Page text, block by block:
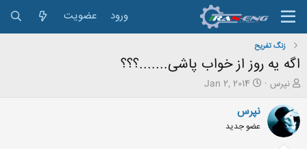
ورود عضویت
زنگ تفريح
اگه یه روز از خواب پاشی.......؟؟؟
ش
و
ع
ک
نپرس
ت
ر
ی
خ
Jan 2, 2014
نپرس
عضو جدید